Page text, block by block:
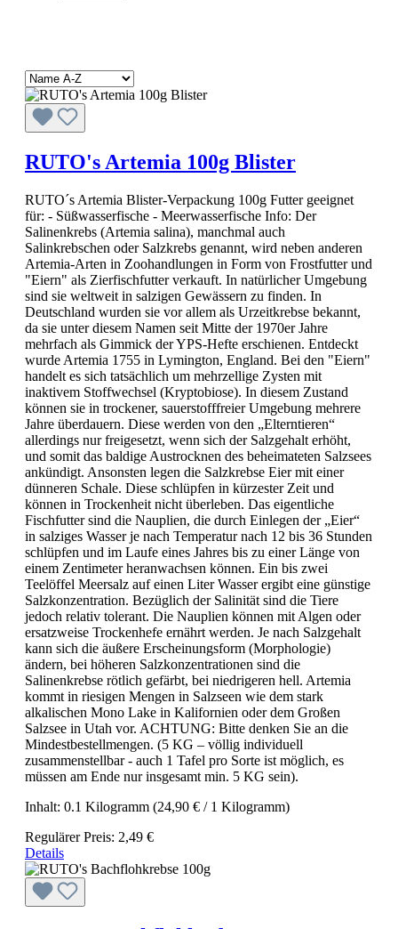
RUTO's Artemia 100g Blister
RUTO´s Artemia Blister-Verpackung 100g Futter geeignet
für: - Süßwasserfische - Meerwasserfische Info: Der
Salinenkrebs (Artemia salina), manchmal auch
Salinkrebschen oder Salzkrebs genannt, wird neben anderen
Artemia-Arten in Zoohandlungen in Form von Frostfutter und
"Eiern" als Zierfischfutter verkauft. In natürlicher Umgebung
sind sie weltweit in salzigen Gewässern zu finden. In
Deutschland wurden sie vor allem als Urzeitkrebse bekannt,
da sie unter diesem Namen seit Mitte der 1970er Jahre
mehrfach als Gimmick der YPS-Hefte erschienen. Entdeckt
wurde Artemia 1755 in Lymington, England. Bei den "Eiern"
handelt es sich tatsächlich um mehrzellige Zysten mit
inaktivem Stoffwechsel (Kryptobiose). In diesem Zustand
können sie in trockener, sauerstofffreier Umgebung mehrere
Jahre überdauern. Diese werden von den „Elterntieren“
allerdings nur freigesetzt, wenn sich der Salzgehalt erhöht,
und somit das baldige Austrocknen des beheimateten Salzsees
ankündigt. Ansonsten legen die Salzkrebse Eier mit einer
dünneren Schale. Diese schlüpfen in kürzester Zeit und
können in Trockenheit nicht überleben. Das eigentliche
Fischfutter sind die Nauplien, die durch Einlegen der „Eier“
in salziges Wasser je nach Temperatur nach 12 bis 36 Stunden
schlüpfen und im Laufe eines Jahres bis zu einer Länge von
einem Zentimeter heranwachsen können. Ein bis zwei
Teelöffel Meersalz auf einen Liter Wasser ergibt eine günstige
Salzkonzentration. Bezüglich der Salinität sind die Tiere
jedoch relativ tolerant. Die Nauplien können mit Algen oder
ersatzweise Trockenhefe ernährt werden. Je nach Salzgehalt
kann sich die äußere Erscheinungsform (Morphologie)
ändern, bei höheren Salzkonzentrationen sind die
Salinenkrebse rötlich gefärbt, bei niedrigeren hell. Artemia
kommt in riesigen Mengen in Salzseen wie dem stark
alkalischen Mono Lake in Kalifornien oder dem Großen
Salzsee in Utah vor. ACHTUNG: Bitte denken Sie an die
Mindestbestellmengen. (5 KG – völlig individuell
zusammenstellbar - auch 1 Tafel pro Sorte ist möglich, es
müssen am Ende nur insgesamt min. 5 KG sein).
Inhalt: 0.1 Kilogramm (24,90 € / 1 Kilogramm)
Regulärer Preis: 2,49 €
Details